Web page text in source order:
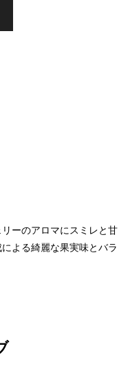
ーのアロマにスミレと甘
よる綺麗な果実味とバラ